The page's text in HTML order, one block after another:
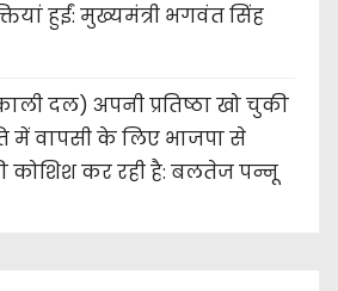
हुईं: मुख्यमंत्री भगवंत सिंह
दल) अपनी प्रतिष्ठा खो चुकी
में वापसी के लिए भाजपा से
कर रही है: बलतेज पन्नू